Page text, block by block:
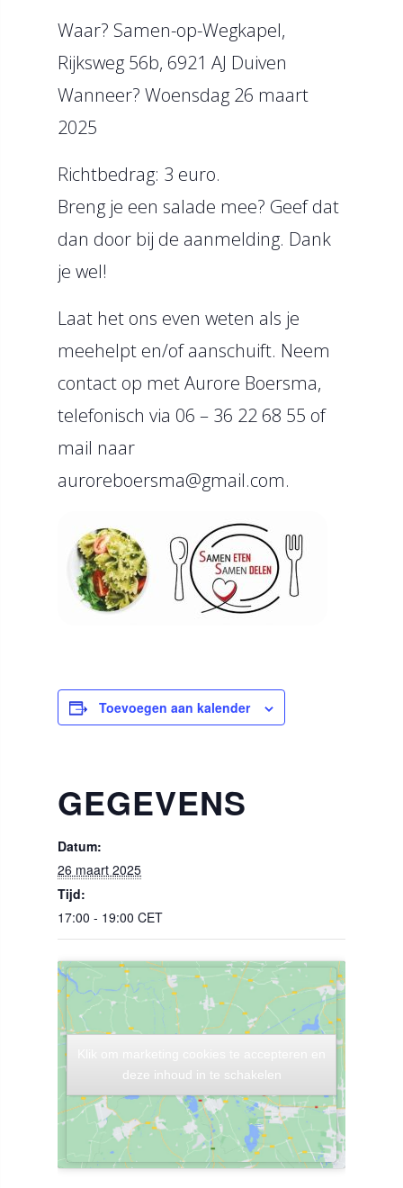
Waar? Samen-op-Wegkapel,
Rijksweg 56b, 6921 AJ Duiven
Wanneer? Woensdag 26 maart
2025
Richtbedrag: 3 euro.
Breng je een salade mee? Geef dat
dan door bij de aanmelding. Dank
je wel!
Laat het ons even weten als je
meehelpt en/of aanschuift. Neem
contact op met Aurore Boersma,
telefonisch via 06 – 36 22 68 55 of
mail naar
auroreboersma@gmail.com.
Toevoegen aan kalender
GEGEVENS
Datum:
26 maart 2025
Tijd:
17:00 - 19:00 CET
deze inhoud in te schakelen
deze inhoud in te schakelen